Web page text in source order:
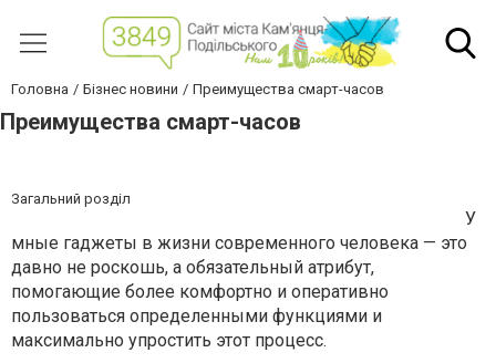
Головна Бізнес новини Преимущества смарт-часов
Преимущества смарт-часов
Загальний розділ
У
мные гаджеты в жизни современного человека — это
давно не роскошь, а обязательный атрибут,
помогающие более комфортно и оперативно
пользоваться определенными функциями и
максимально упростить этот процесс.